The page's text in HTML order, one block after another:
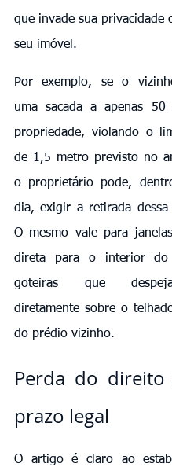
que invade sua privacidade
seu imóvel.
Por exemplo, se o
uma sacada a apenas
propriedade, violando o
de 1,5 metro previsto no
o proprietário pode,
dia, exigir a retirada dessa
O mesmo vale para
direta para o interior do
goteiras que
diretamente sobre o
do prédio vizinho.
Perda do
prazo legal
O artigo é claro ao